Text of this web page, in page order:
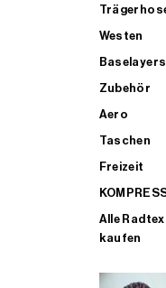
Westen
Baselayers
Zubehör
Aero
Taschen
Freizeit
Alle
kaufen